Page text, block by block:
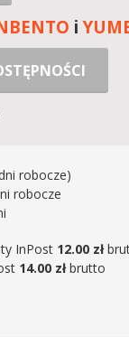
i
robocze)
robocze
InPost 12.00 zł
14.00 złbrutto